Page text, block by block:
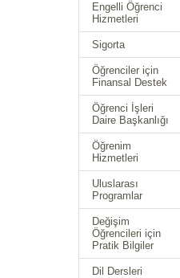
Engelli Öğrenci
Hizmetleri
Sigorta
Öğrenciler için
Finansal Destek
Öğrenci İşleri
Daire Başkanlığı
Öğrenim
Hizmetleri
Uluslarası
Programlar
Değişim
Öğrencileri için
Pratik Bilgiler
Dil Dersleri